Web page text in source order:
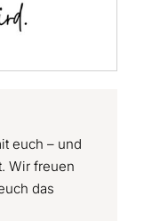
euch – und
Wir freuen
das